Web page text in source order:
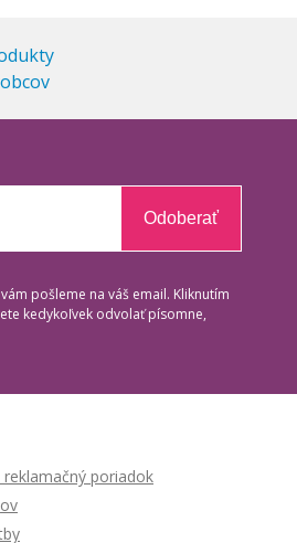
Odoberať
pošleme na váš email. Kliknutím
kedykoľvek odvolať písomne,
poriadok